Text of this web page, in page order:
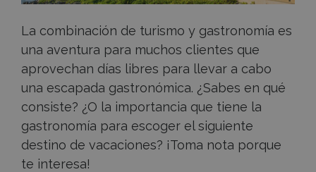
destino
vacacional?
La combinación de turismo y gastronomía es
una aventura para muchos clientes que
aprovechan días libres para llevar a cabo
una escapada gastronómica. ¿Sabes en qué
consiste? ¿O la importancia que tiene la
gastronomía para escoger el siguiente
destino de vacaciones? ¡Toma nota porque
te interesa!